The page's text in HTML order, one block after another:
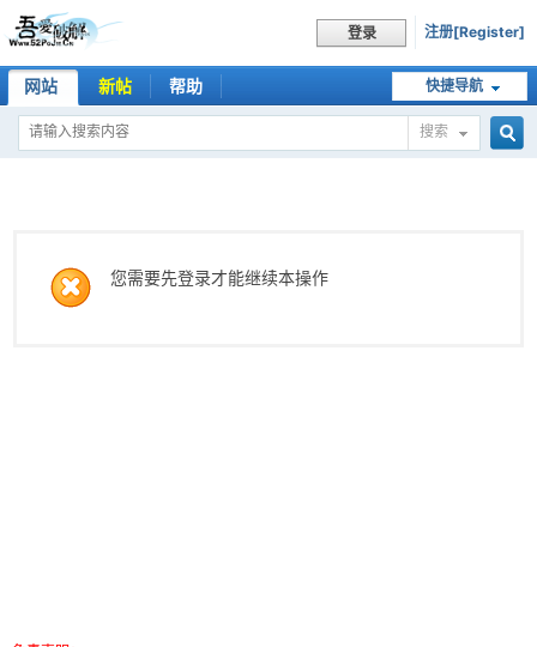
登录 注册[Register]
快捷导航
网站 新帖 帮助
搜索
您需要先登录才能继续本操作